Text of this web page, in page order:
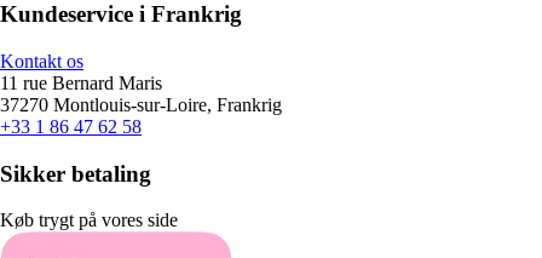
Kundeservice i Frankrig
Kontakt os
11 rue Bernard Maris
37270 Montlouis-sur-Loire, Frankrig
+33 1 86 47 62 58
Sikker betaling
Køb trygt på vores side